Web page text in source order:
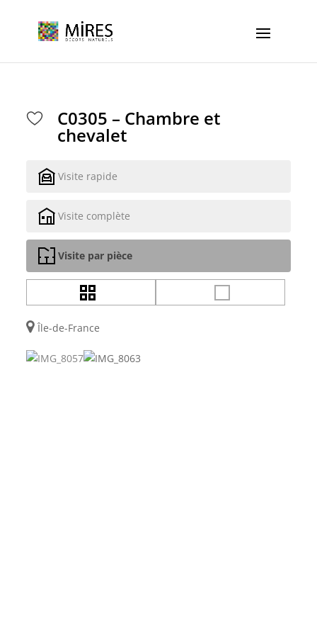
C0305 – Chambre et
chevalet
Visite rapide
Visite complète
Visite par pièce
Île-de-France